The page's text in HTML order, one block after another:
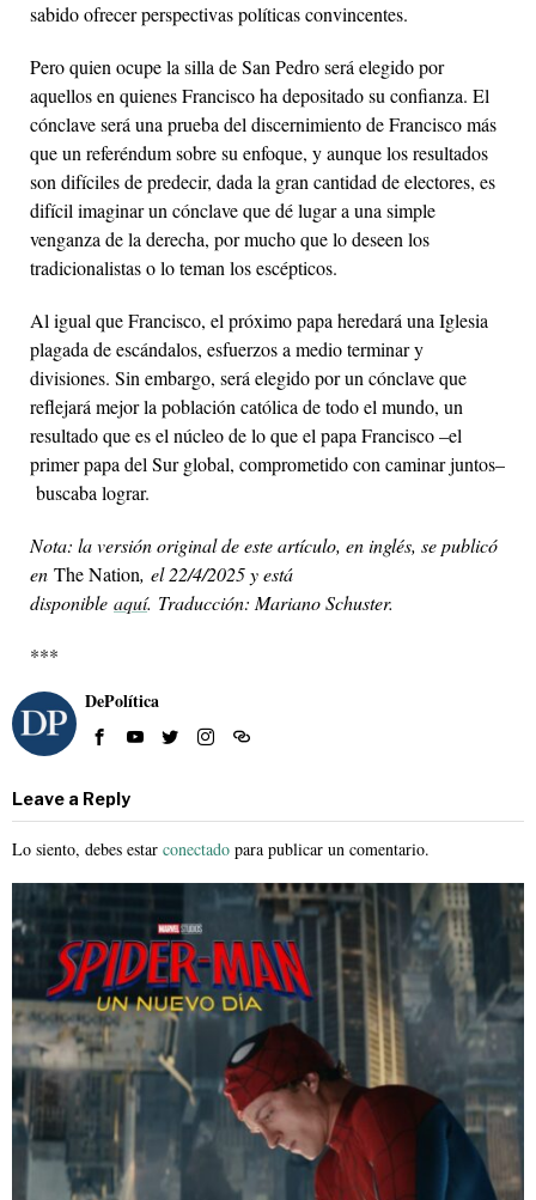
sabido ofrecer perspectivas políticas convincentes.
Pero quien ocupe la silla de San Pedro será elegido por
aquellos en quienes Francisco ha depositado su confianza. El
cónclave será una prueba del discernimiento de Francisco más
que un referéndum sobre su enfoque, y aunque los resultados
son difíciles de predecir, dada la gran cantidad de electores, es
difícil imaginar un cónclave que dé lugar a una simple
venganza de la derecha, por mucho que lo deseen los
tradicionalistas o lo teman los escépticos.
Al igual que Francisco, el próximo papa heredará una Iglesia
plagada de escándalos, esfuerzos a medio terminar y
divisiones. Sin embargo, será elegido por un cónclave que
reflejará mejor la población católica de todo el mundo, un
resultado que es el núcleo de lo que el papa Francisco –el
primer papa del Sur global, comprometido con caminar juntos–
buscaba lograr.
Nota: la versión original de este artículo, en inglés, se publicó
en The Nation, el 22/4/2025 y está
disponible aquí. Traducción: Mariano Schuster.
***
DePolítica
Leave a Reply
Lo siento, debes estar conectado para publicar un comentario.